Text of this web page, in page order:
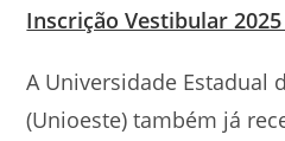
Inscrição Vestibular
A Universidade Estadual
(Unioeste) também já